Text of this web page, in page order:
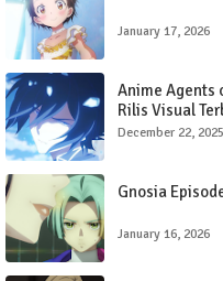
January 17, 2026
Anime Agents
Rilis Visual
December 22, 2025
Gnosia
January 16, 2026